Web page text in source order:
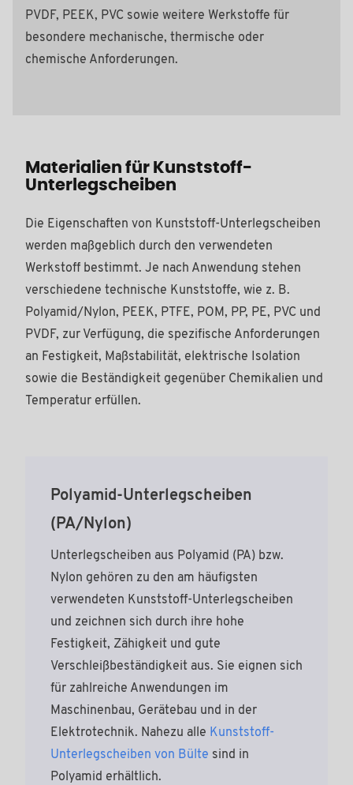
PVDF, PEEK, PVC sowie weitere Werkstoffe für
besondere mechanische, thermische oder
chemische Anforderungen.
Materialien für Kunststoff-
Unterlegscheiben
Die Eigenschaften von Kunststoff-Unterlegscheiben
werden maßgeblich durch den verwendeten
Werkstoff bestimmt. Je nach Anwendung stehen
verschiedene technische Kunststoffe, wie z. B.
Polyamid/Nylon, PEEK, PTFE, POM, PP, PE, PVC und
PVDF, zur Verfügung, die spezifische Anforderungen
an Festigkeit, Maßstabilität, elektrische Isolation
sowie die Beständigkeit gegenüber Chemikalien und
Temperatur erfüllen.
Polyamid-Unterlegscheiben
(PA/Nylon)
Unterlegscheiben aus Polyamid (PA) bzw.
Nylon gehören zu den am häufigsten
verwendeten Kunststoff-Unterlegscheiben
und zeichnen sich durch ihre hohe
Festigkeit, Zähigkeit und gute
Verschleißbeständigkeit aus. Sie eignen sich
für zahlreiche Anwendungen im
Maschinenbau, Gerätebau und in der
Elektrotechnik. Nahezu alle Kunststoff-
Unterlegscheiben von Bülte sind in
Polyamid erhältlich.